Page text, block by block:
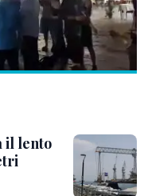
il lento